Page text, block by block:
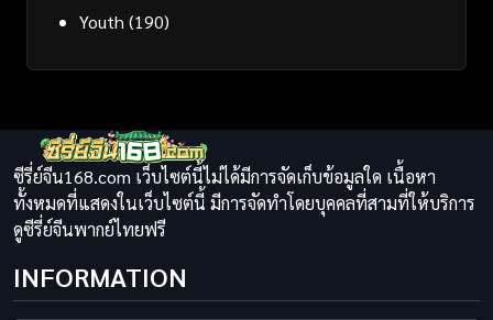
Youth (190)
ซีรี่ย์จีน168.com เว็บไซต์นี้ไม่ได้มีการจัดเก็บข้อมูลใด เนื้อหา
ทั้งหมดที่แสดงในเว็บไซต์นี้ มีการจัดทำโดยบุคคลที่สามที่ให้บริการ
ดูซีรี่ย์จีนพากย์ไทยฟรี
INFORMATION